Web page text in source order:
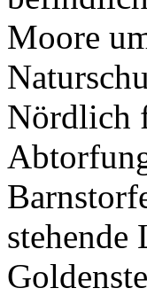
Moore
Nördlich
stehende